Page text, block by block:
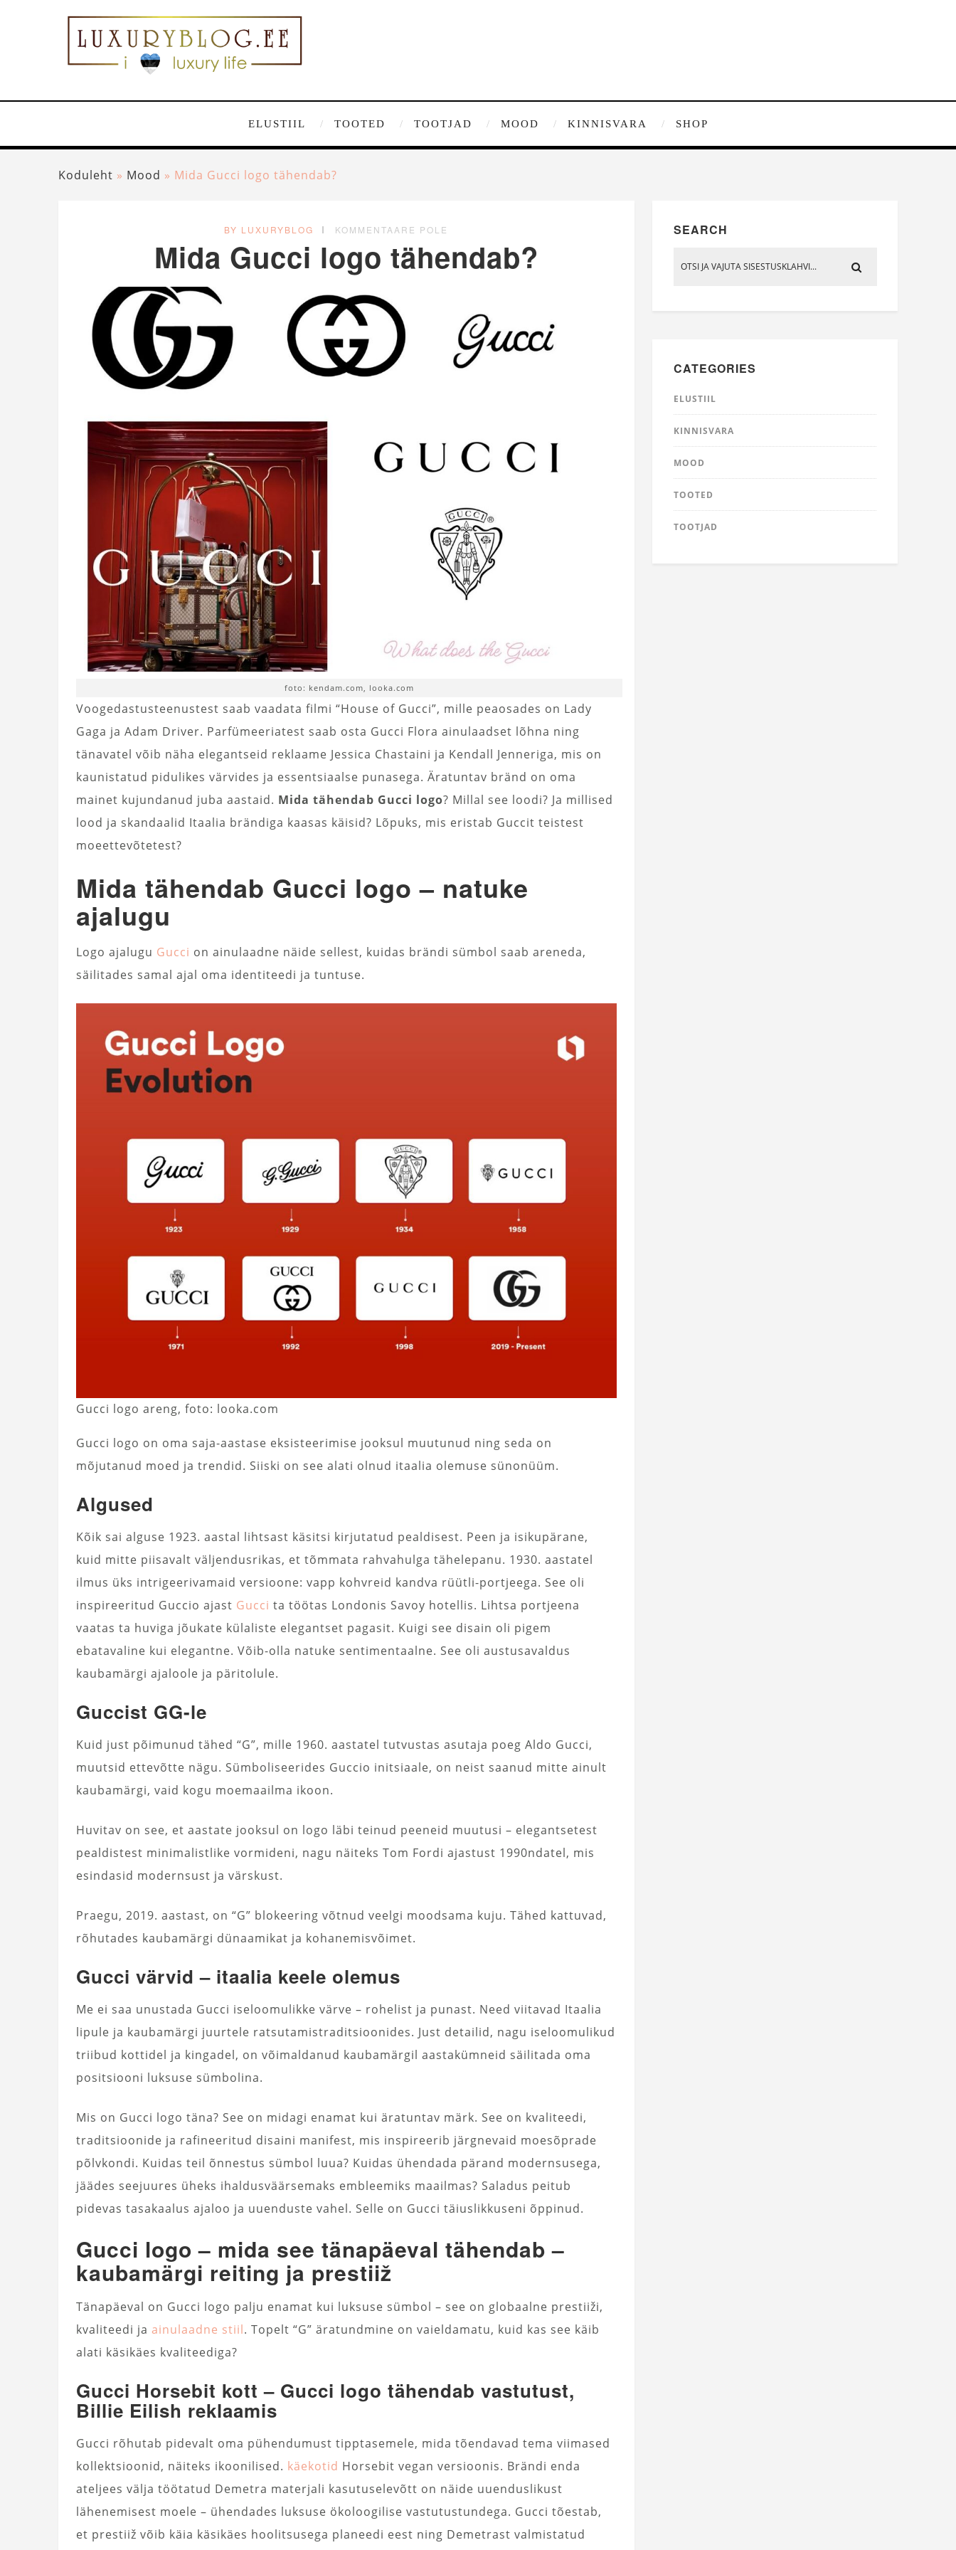
ELUSTIIL TOOTED TOOTJAD MOOD KINNISVARA SHOP
Koduleht » Mood » Mida Gucci logo tähendab?
BY LUXURYBLOG KOMMENTAARE POLE
Mida Gucci logo tähendab?
foto: kendam.com, looka.com
Voogedastusteenustest saab vaadata filmi “House of Gucci”, mille peaosades on Lady
Gaga ja Adam Driver. Parfümeeriatest saab osta Gucci Flora ainulaadset lõhna ning
tänavatel võib näha elegantseid reklaame Jessica Chastaini ja Kendall Jenneriga, mis on
kaunistatud pidulikes värvides ja essentsiaalse punasega. Äratuntav bränd on oma
mainet kujundanud juba aastaid. Mida tähendab Gucci logo? Millal see loodi? Ja millised
lood ja skandaalid Itaalia brändiga kaasas käisid? Lõpuks, mis eristab Guccit teistest
moeettevõtetest?
Mida tähendab Gucci logo – natuke
ajalugu
Logo ajalugu Gucci on ainulaadne näide sellest, kuidas brändi sümbol saab areneda,
säilitades samal ajal oma identiteedi ja tuntuse.
Gucci logo areng, foto: looka.com
Gucci logo on oma saja-aastase eksisteerimise jooksul muutunud ning seda on
mõjutanud moed ja trendid. Siiski on see alati olnud itaalia olemuse sünonüüm.
Algused
Kõik sai alguse 1923. aastal lihtsast käsitsi kirjutatud pealdisest. Peen ja isikupärane,
kuid mitte piisavalt väljendusrikas, et tõmmata rahvahulga tähelepanu. 1930. aastatel
ilmus üks intrigeerivamaid versioone: vapp kohvreid kandva rüütli-portjeega. See oli
inspireeritud Guccio ajast Gucci ta töötas Londonis Savoy hotellis. Lihtsa portjeena
vaatas ta huviga jõukate külaliste elegantset pagasit. Kuigi see disain oli pigem
ebatavaline kui elegantne. Võib-olla natuke sentimentaalne. See oli austusavaldus
kaubamärgi ajaloole ja päritolule.
Guccist GG-le
Kuid just põimunud tähed “G”, mille 1960. aastatel tutvustas asutaja poeg Aldo Gucci,
muutsid ettevõtte nägu. Sümboliseerides Guccio initsiaale, on neist saanud mitte ainult
kaubamärgi, vaid kogu moemaailma ikoon.
Huvitav on see, et aastate jooksul on logo läbi teinud peeneid muutusi – elegantsetest
pealdistest minimalistlike vormideni, nagu näiteks Tom Fordi ajastust 1990ndatel, mis
esindasid modernsust ja värskust.
Praegu, 2019. aastast, on “G” blokeering võtnud veelgi moodsama kuju. Tähed kattuvad,
rõhutades kaubamärgi dünaamikat ja kohanemisvõimet.
Gucci värvid – itaalia keele olemus
Me ei saa unustada Gucci iseloomulikke värve – rohelist ja punast. Need viitavad Itaalia
lipule ja kaubamärgi juurtele ratsutamistraditsioonides. Just detailid, nagu iseloomulikud
triibud kottidel ja kingadel, on võimaldanud kaubamärgil aastakümneid säilitada oma
positsiooni luksuse sümbolina.
Mis on Gucci logo täna? See on midagi enamat kui äratuntav märk. See on kvaliteedi,
traditsioonide ja rafineeritud disaini manifest, mis inspireerib järgnevaid moesõprade
põlvkondi. Kuidas teil õnnestus sümbol luua? Kuidas ühendada pärand modernsusega,
jäädes seejuures üheks ihaldusväärsemaks embleemiks maailmas? Saladus peitub
pidevas tasakaalus ajaloo ja uuenduste vahel. Selle on Gucci täiuslikkuseni õppinud.
Gucci logo – mida see tänapäeval tähendab –
kaubamärgi reiting ja prestiiž
Tänapäeval on Gucci logo palju enamat kui luksuse sümbol – see on globaalne prestiiži,
kvaliteedi ja ainulaadne stiil. Topelt “G” äratundmine on vaieldamatu, kuid kas see käib
alati käsikäes kvaliteediga?
Gucci Horsebit kott – Gucci logo tähendab vastutust,
Billie Eilish reklaamis
Gucci rõhutab pidevalt oma pühendumust tipptasemele, mida tõendavad tema viimased
kollektsioonid, näiteks ikoonilised. käekotid Horsebit vegan versioonis. Brändi enda
ateljees välja töötatud Demetra materjali kasutuselevõtt on näide uuenduslikust
lähenemisest moele – ühendades luksuse ökoloogilise vastutustundega. Gucci tõestab,
et prestiiž võib käia käsikäes hoolitsusega planeedi eest ning Demetrast valmistatud
SEARCH
CATEGORIES
ELUSTIIL
KINNISVARA
MOOD
TOOTED
TOOTJAD